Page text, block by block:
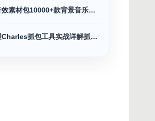
宝藏级音效素材包10000+款背景音乐音效合集
快速掌握Charles抓包工具实战详解抓包神器